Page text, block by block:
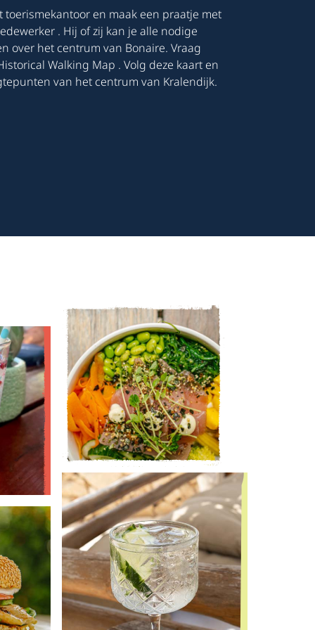
toerismekantoor en maak een praatje met
. Hij of zij kan je alle nodige
over het centrum van Bonaire. Vraag
Walking Map . Volg deze kaart en
van het centrum van Kralendijk.